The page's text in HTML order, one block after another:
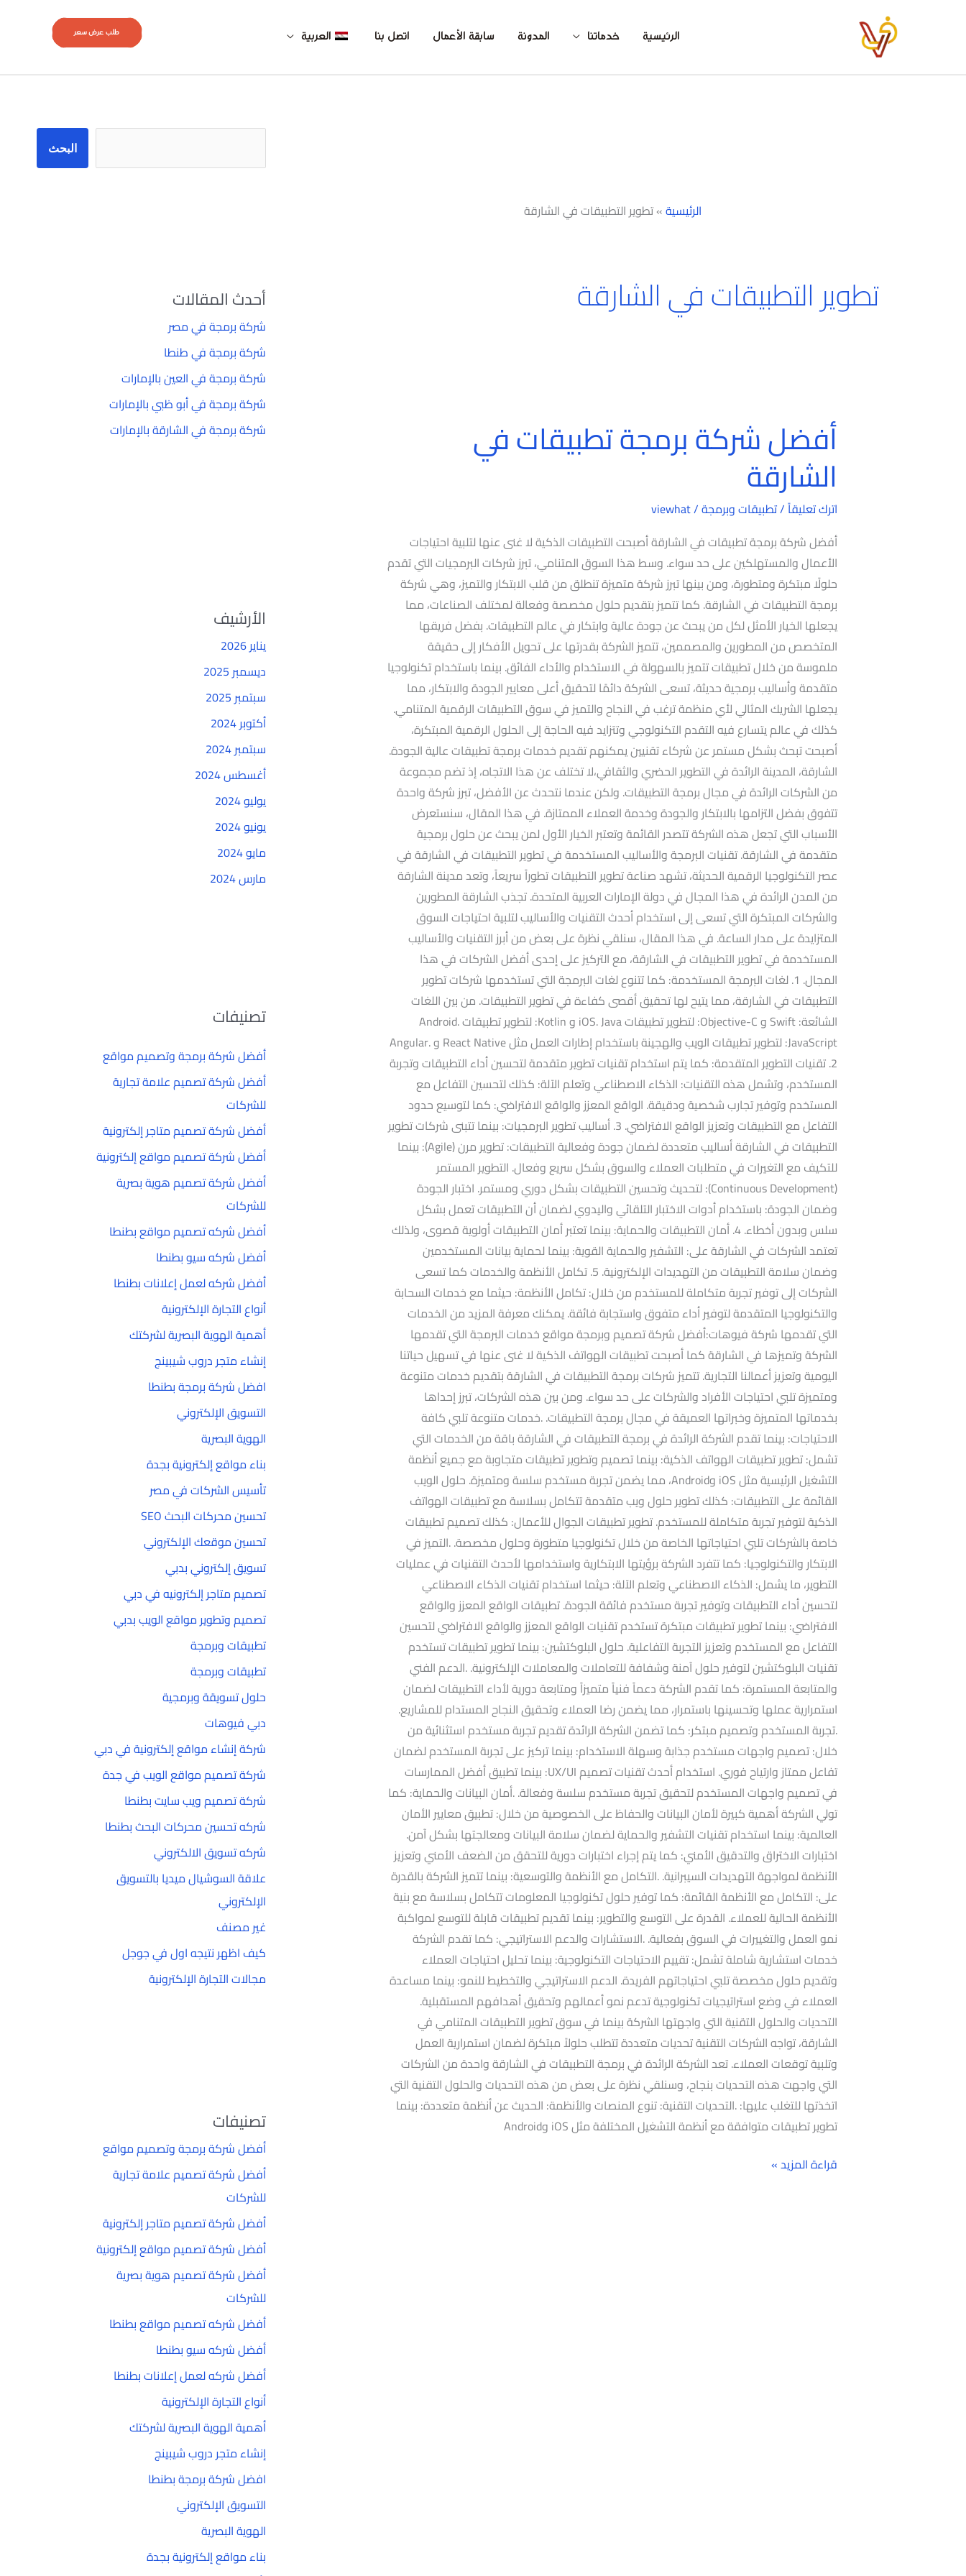
الرئيسية خدماتنا المدونة سابقة الأعمال اتصل بنا العربية طلب عرض سعر
الرئيسية»تطوير التطبيقات في الشارقة
تطوير التطبيقات في الشارقة
أفضل شركة برمجة تطبيقات في
الشارقة
اترك تعليقاً/تطبيقات وبرمجة/
viewhat
أفضل شركة برمجة تطبيقات في الشارقة أصبحت التطبيقات الذكية لا غنى عنها لتلبية احتياجات
الأعمال والمستهلكين على حد سواء. وسط هذا السوق المتنامي، تبرز شركات البرمجيات التي تقدم
حلولًا مبتكرة ومتطورة، ومن بينها تبرز شركة متميزة تنطلق من قلب الابتكار والتميز، وهي شركة
برمجة التطبيقات في الشارقة. كما تتميز بتقديم حلول مخصصة وفعالة لمختلف الصناعات، مما
يجعلها الخيار الأمثل لكل من يبحث عن جودة عالية وابتكار في عالم التطبيقات. بفضل فريقها
المتخصص من المطورين والمصممين، تتميز الشركة بقدرتها على تحويل الأفكار إلى حقيقة
ملموسة من خلال تطبيقات تتميز بالسهولة في الاستخدام والأداء الفائق. بينما باستخدام تكنولوجيا
متقدمة وأساليب برمجية حديثة، تسعى الشركة دائمًا لتحقيق أعلى معايير الجودة والابتكار، مما
يجعلها الشريك المثالي لأي منظمة ترغب في النجاح والتميز في سوق التطبيقات الرقمية المتنامي.
كذلك في عالم يتسارع فيه التقدم التكنولوجي وتتزايد فيه الحاجة إلى الحلول الرقمية المبتكرة،
أصبحت تبحث بشكل مستمر عن شركاء تقنيين يمكنهم تقديم خدمات برمجة تطبيقات عالية الجودة.
الشارقة، المدينة الرائدة في التطوير الحضري والثقافي،لا تختلف عن هذا الاتجاه، إذ تضم مجموعة
من الشركات الرائدة في مجال برمجة التطبيقات. ولكن عندما نتحدث عن الأفضل، تبرز شركة واحدة
تتفوق بفضل التزامها بالابتكار والجودة وخدمة العملاء الممتازة. في هذا المقال، سنستعرض
الأسباب التي تجعل هذه الشركة تتصدر القائمة وتعتبر الخيار الأول لمن يبحث عن حلول برمجية
متقدمة في الشارقة. تقنيات البرمجة والأساليب المستخدمة في تطوير التطبيقات في الشارقة في
عصر التكنولوجيا الرقمية الحديثة، تشهد صناعة تطوير التطبيقات تطوراً سريعاً، وتعد مدينة الشارقة
من المدن الرائدة في هذا المجال في دولة الإمارات العربية المتحدة. تجذب الشارقة المطورين
والشركات المبتكرة التي تسعى إلى استخدام أحدث التقنيات والأساليب لتلبية احتياجات السوق
المتزايدة على مدار الساعة. في هذا المقال، سنلقي نظرة على بعض من أبرز التقنيات والأساليب
المستخدمة في تطوير التطبيقات في الشارقة، مع التركيز على إحدى أفضل الشركات في هذا
المجال. 1. لغات البرمجة المستخدمة: كما تتنوع لغات البرمجة التي تستخدمها شركات تطوير
التطبيقات في الشارقة، مما يتيح لها تحقيق أقصى كفاءة في تطوير التطبيقات. من بين اللغات
الشائعة: Swift و Objective-C: لتطوير تطبيقات iOS. Java و Kotlin: لتطوير تطبيقات Android.
JavaScript: لتطوير تطبيقات الويب والهجينة باستخدام إطارات العمل مثل React Native و Angular.
2. تقنيات التطوير المتقدمة: كما يتم استخدام تقنيات تطوير متقدمة لتحسين أداء التطبيقات وتجربة
المستخدم، وتشمل هذه التقنيات: الذكاء الاصطناعي وتعلم الآلة: كذلك لتحسين التفاعل مع
المستخدم وتوفير تجارب شخصية ودقيقة. الواقع المعزز والواقع الافتراضي: كما لتوسيع حدود
التفاعل مع التطبيقات وتعزيز الواقع الافتراضي. 3. أساليب تطوير البرمجيات: بينما تتبنى شركات تطوير
التطبيقات في الشارقة أساليب متعددة لضمان جودة وفعالية التطبيقات: تطوير مرن (Agile): بينما
للتكيف مع التغيرات في متطلبات العملاء والسوق بشكل سريع وفعال. التطوير المستمر
(Continuous Development): لتحديث وتحسين التطبيقات بشكل دوري ومستمر. اختبار الجودة
وضمان الجودة: باستخدام أدوات الاختبار التلقائي واليدوي لضمان أن التطبيقات تعمل بشكل
سلس وبدون أخطاء. 4. أمان التطبيقات والحماية: بينما تعتبر أمان التطبيقات أولوية قصوى، ولذلك
تعتمد الشركات في الشارقة على: التشفير والحماية القوية: بينما لحماية بيانات المستخدمين
وضمان سلامة التطبيقات من التهديدات الإلكترونية. 5. تكامل الأنظمة والخدمات كما تسعى
الشركات إلى توفير تجربة متكاملة للمستخدم من خلال: تكامل الأنظمة: حيثما مع خدمات السحابة
والتكنولوجيا المتقدمة لتوفير أداء متفوق واستجابة فائقة. يمكنك معرفة المزيد من الخدمات
التي تقدمها شركة فيوهات:أفضل شركة تصميم وبرمجة مواقع خدمات البرمجة التي تقدمها
الشركة وتميزها في الشارقة كما أصبحت تطبيقات الهواتف الذكية لا غنى عنها في تسهيل حياتنا
اليومية وتعزيز أعمالنا التجارية. تتميز شركات برمجة التطبيقات في الشارقة بتقديم خدمات متنوعة
ومتميزة تلبي احتياجات الأفراد والشركات على حد سواء. ومن بين هذه الشركات، تبرز إحداها
بخدماتها المتميزة وخبراتها العميقة في مجال برمجة التطبيقات. .خدمات متنوعة تلبي كافة
الاحتياجات: بينما تقدم الشركة الرائدة في برمجة التطبيقات في الشارقة باقة من الخدمات التي
تشمل: تطوير تطبيقات الهواتف الذكية: بينما تصميم وتطوير تطبيقات متجاوبة مع جميع أنظمة
التشغيل الرئيسية مثل iOS وAndroid، مما يضمن تجربة مستخدم سلسة ومتميزة. حلول الويب
القائمة على التطبيقات: كذلك تطوير حلول ويب متقدمة تتكامل بسلاسة مع تطبيقات الهواتف
الذكية لتوفير تجربة متكاملة للمستخدم. تطوير تطبيقات الجوال للأعمال: كذلك تصميم تطبيقات
خاصة بالشركات تلبي احتياجاتها الخاصة من خلال تكنولوجيا متطورة وحلول مخصصة. .التميز في
الابتكار والتكنولوجيا: كما تتفرد الشركة برؤيتها الابتكارية واستخدامها لأحدث التقنيات في عمليات
التطوير، ما يشمل: الذكاء الاصطناعي وتعلم الآلة: حيثما استخدام تقنيات الذكاء الاصطناعي
لتحسين أداء التطبيقات وتوفير تجربة مستخدم فائقة الجودة. تطبيقات الواقع المعزز والواقع
الافتراضي: بينما تطوير تطبيقات مبتكرة تستخدم تقنيات الواقع المعزز والواقع الافتراضي لتحسين
التفاعل مع المستخدم وتعزيز التجربة التفاعلية. حلول البلوكتشين: بينما تطوير تطبيقات تستخدم
تقنيات البلوكتشين لتوفير حلول آمنة وشفافة للتعاملات والمعاملات الإلكترونية. .الدعم الفني
والمتابعة المستمرة: كما تقدم الشركة دعماً فنياً متميزاً ومتابعة دورية لأداء التطبيقات لضمان
استمرارية عملها وتحسينها باستمرار، مما يضمن رضا العملاء وتحقيق النجاح المستدام للمشاريع.
.تجربة المستخدم وتصميم مبتكر: كما تضمن الشركة الرائدة تقديم تجربة مستخدم استثنائية من
خلال: تصميم واجهات مستخدم جذابة وسهلة الاستخدام: بينما تركيز على تجربة المستخدم لضمان
تفاعل ممتاز وارتياح فوري. استخدام أحدث تقنيات تصميم UX/UI: بينما تطبيق أفضل الممارسات
في تصميم واجهات المستخدم لتحقيق تجربة مستخدم سلسة وفعالة. .أمان البيانات والحماية: كما
تولي الشركة أهمية كبيرة لأمان البيانات والحفاظ على الخصوصية من خلال: تطبيق معايير الأمان
العالمية: بينما استخدام تقنيات التشفير والحماية لضمان سلامة البيانات ومعالجتها بشكل آمن.
اختبارات الاختراق والتدقيق الأمني: كما يتم إجراء اختبارات دورية للتحقق من الضعف الأمني وتعزيز
الأنظمة لمواجهة التهديدات السيبرانية. .التكامل مع الأنظمة والتوسعية: بينما تتميز الشركة بالقدرة
على: التكامل مع الأنظمة القائمة: كما توفير حلول تكنولوجيا المعلومات تتكامل بسلاسة مع بنية
الأنظمة الحالية للعملاء. القدرة على التوسع والتطوير: بينما تقديم تطبيقات قابلة للتوسع لمواكبة
نمو العمل والتغييرات في السوق بفعالية. .الاستشارات والدعم الاستراتيجي: كما تقدم الشركة
خدمات استشارية شاملة تشمل: تقييم الاحتياجات التكنولوجية: بينما تحليل احتياجات العملاء
وتقديم حلول مخصصة تلبي احتياجاتهم الفريدة. الدعم الاستراتيجي والتخطيط للنمو: بينما مساعدة
العملاء في وضع استراتيجيات تكنولوجية تدعم نمو أعمالهم وتحقيق أهدافهم المستقبلية.
التحديات والحلول التقنية التي واجهتها الشركة بينما في سوق تطوير التطبيقات المتنامي في
الشارقة، تواجه الشركات التقنية تحديات متعددة تتطلب حلولاً مبتكرة لضمان استمرارية العمل
وتلبية توقعات العملاء. تعد الشركة الرائدة في برمجة التطبيقات في الشارقة واحدة من الشركات
التي واجهت هذه التحديات بنجاح، وسنلقي نظرة على بعض من هذه التحديات والحلول التقنية التي
اتخذتها للتغلب عليها: .التحديات التقنية: تنوع المنصات والأنظمة: الحديث عن أنظمة متعددة: بينما
تطوير تطبيقات متوافقة مع أنظمة التشغيل المختلفة مثل iOS وAndroid
أفضل
شركة
برمجة
تطبيقات
في
الشارقة
قراءة المزيد »
البحث
أحدث المقالات
شركة برمجة في مصر
شركة برمجة في طنطا
شركة برمجة في العين بالإمارات
شركة برمجة في أبو ظبي بالإمارات
شركة برمجة في الشارقة بالإمارات
الأرشيف
يناير 2026
ديسمبر 2025
سبتمبر 2025
أكتوبر 2024
سبتمبر 2024
أغسطس 2024
يوليو 2024
يونيو 2024
مايو 2024
مارس 2024
تصنيفات
أفضل شركة برمجة وتصميم مواقع
أفضل شركة تصميم علامة تجارية
للشركات
أفضل شركة تصميم متاجر إلكترونية
أفضل شركة تصميم مواقع إلكترونية
أفضل شركة تصميم هوية بصرية
للشركات
أفضل شركه تصميم مواقع بطنطا
أفضل شركه سيو بطنطا
أفضل شركه لعمل إعلانات بطنطا
أنواع التجارة الإلكترونية
أهمية الهوية البصرية لشركتك
إنشاء متجر دروب شيبينج
افضل شركة برمجة بطنطا
التسويق الإلكتروني
الهوية البصرية
بناء مواقع إلكترونية بجدة
تأسيس الشركات في مصر
تحسين محركات البحث SEO
تحسين موقعك الإلكتروني
تسويق إلكتروني بدبي
تصميم متاجر إلكترونيه في دبي
تصميم وتطوير مواقع الويب بدبي
تطبيقات وبرمجة
تطبيقات وبرمجة
حلول تسويقة وبرمجية
دبي فيوهات
شركة إنشاء مواقع إلكترونية في دبي
شركة تصميم مواقع الويب في جدة
شركة تصميم ويب سايت بطنطا
شركه تحسين محركات البحث بطنطا
شركه تسويق الالكتروني
علاقة السوشيال ميديا بالتسويق
الإلكتروني
غير مصنف
كيف اظهر نتيجه اول في جوجل
مجالات التجارة الإلكترونية
تصنيفات
أفضل شركة برمجة وتصميم مواقع
أفضل شركة تصميم علامة تجارية
للشركات
أفضل شركة تصميم متاجر إلكترونية
أفضل شركة تصميم مواقع إلكترونية
أفضل شركة تصميم هوية بصرية
للشركات
أفضل شركه تصميم مواقع بطنطا
أفضل شركه سيو بطنطا
أفضل شركه لعمل إعلانات بطنطا
أنواع التجارة الإلكترونية
أهمية الهوية البصرية لشركتك
إنشاء متجر دروب شيبينج
افضل شركة برمجة بطنطا
التسويق الإلكتروني
الهوية البصرية
بناء مواقع إلكترونية بجدة